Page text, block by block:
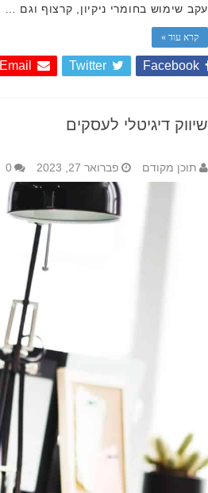
עקב שימוש בחומרי ניקיון, קרצוף וגם …
קרא עוד »
Facebook
Twitter
Email
שיווק דיגיטלי לעסקים
תוכן מקודם פברואר 27, 2023 0